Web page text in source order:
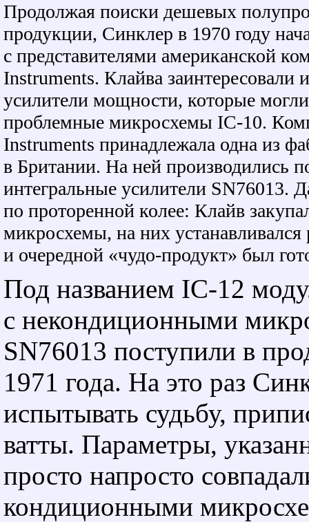
Продолжая поиски дешевых
продукции, Синклер в 1970 году
с представителями американской
Instruments. Клайва заинтересовали
усилители мощности, которые
проблемные микросхемы IC-10.
Instruments принадлежала одна из
в Британии. На ней производились
интегральные усилители SN76013.
по проторенной колее: Клайв
микросхемы, на них устанавливался
и очередной «чудо-продукт» был
Под названием IC-12
с некондиционными
SN76013 поступили в
1971 года. На это раз
испытывать судьбу,
ватты. Параметры,
просто напросто
кондиционными